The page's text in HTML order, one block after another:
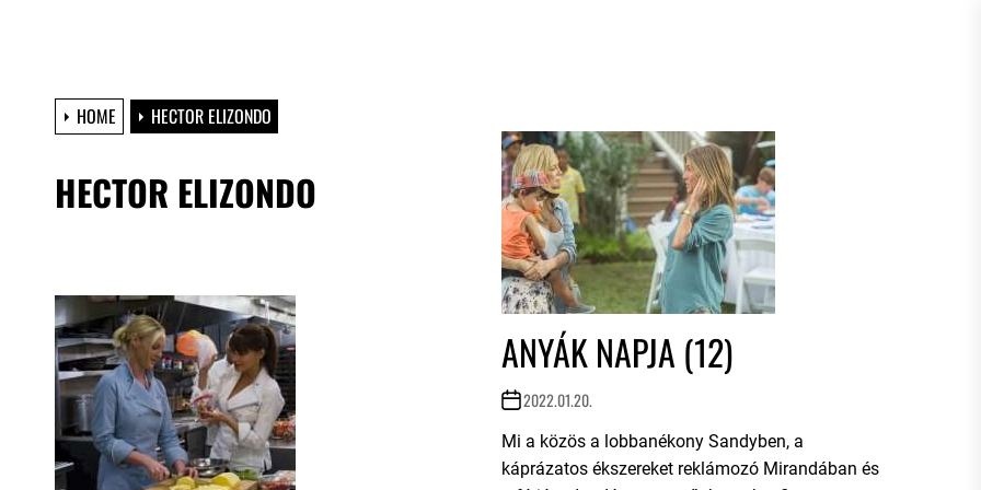
HOME HECTOR ELIZONDO
HECTOR ELIZONDO
ANYÁK NAPJA (12)
2022.01.20.
Mi a közös a lobbanékony Sandyben, a
káprázatos ékszereket reklámozó Mirandában és